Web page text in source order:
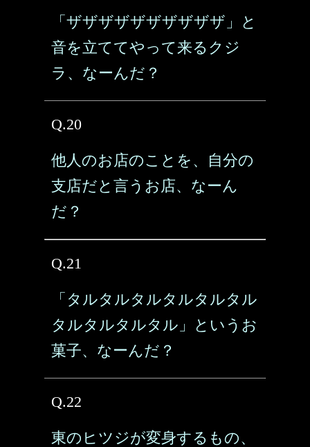
「ザザザザザザザザザザ」と
音を立ててやって来るクジ
ラ、なーんだ？
Q.20
他人のお店のことを、自分の
支店だと言うお店、なーん
だ？
Q.21
「タルタルタルタルタルタル
タルタルタルタル」というお
菓子、なーんだ？
Q.22
東のヒツジが変身するもの、